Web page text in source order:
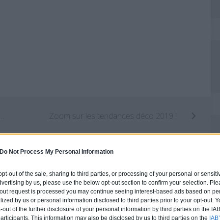
Do Not Process My Personal Information
out of the sale, sharing to third parties, or processing of your personal or
by us, please use the below opt-out section to confirm your selection.
request is processed you may continue seeing interest-based ads based on
by us or personal information disclosed to third parties prior to your opt-out.
of the further disclosure of your personal information by third parties on the
This information may also be disclosed by us to third parties on the